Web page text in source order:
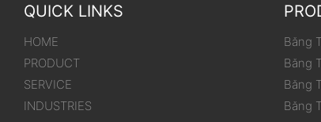
QUICK LINKS
HOME
PRODUCT
SERVICE
INDUSTRIES
Băng
Băng
Băng
Băng